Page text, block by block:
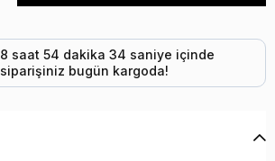
8 saat 54 dakika 34 saniye içinde
siparişiniz bugün kargoda!